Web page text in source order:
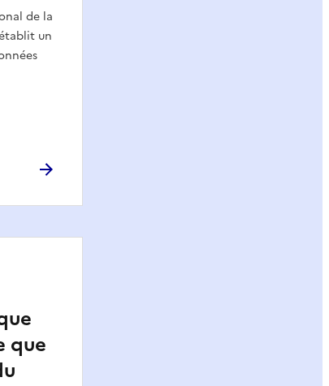
de la
un
que